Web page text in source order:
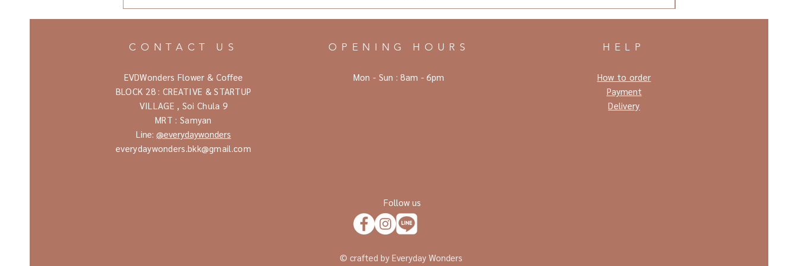
CONTACT US
EVDWonders Flower & Coffee
BLOCK 28 : CREATIVE & STARTUP
VILLAGE , Soi Chula 9
MRT : Samyan
Line: @everydaywonders
everydaywonders.bkk@gmail.com
OPENING HOURS
Mon - Sun :8am - 6pm
HELP
How to order
Payment
Delivery
Follow us
© crafted by Everyday Wonders